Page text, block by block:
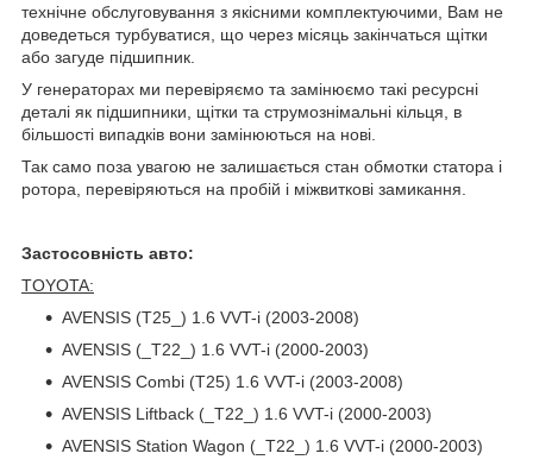
технічне обслуговування з якісними комплектуючими, Вам не
доведеться турбуватися, що через місяць закінчаться щітки
або загуде підшипник.
У генераторах ми перевіряємо та замінюємо такі ресурсні
деталі як підшипники, щітки та струмознімальні кільця, в
більшості випадків вони замінюються на нові.
Так само поза увагою не залишається стан обмотки статора і
ротора, перевіряються на пробій і міжвиткові замикання.
Застосовність авто:
TOYOTA:
AVENSIS (T25_) 1.6 VVT-i (2003-2008)
AVENSIS (_T22_) 1.6 VVT-i (2000-2003)
AVENSIS Combi (T25) 1.6 VVT-i (2003-2008)
AVENSIS Liftback (_T22_) 1.6 VVT-i (2000-2003)
AVENSIS Station Wagon (_T22_) 1.6 VVT-i (2000-2003)